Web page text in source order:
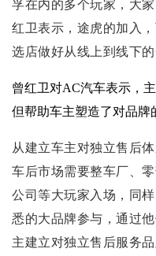
孚在内的多个玩家，大
红卫表示，途虎的加入
选店做好从线上到线下的
曾红卫对AC汽车表示，
但帮助车主塑造了对品牌
从建立车主对独立售后
车后市场需要整车厂、
公司等大玩家入场，同
悉的大品牌参与，通过
主建立对独立售后服务品